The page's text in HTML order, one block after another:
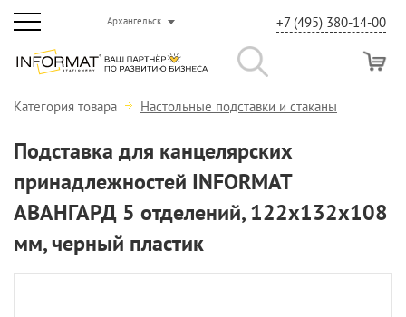
Архангельск +7 (495) 380-14-00
Категория товара Настольные подставки и стаканы
Подставка для канцелярских
принадлежностей INFORMAT
АВАНГАРД 5 отделений, 122x132x108
мм, черный пластик